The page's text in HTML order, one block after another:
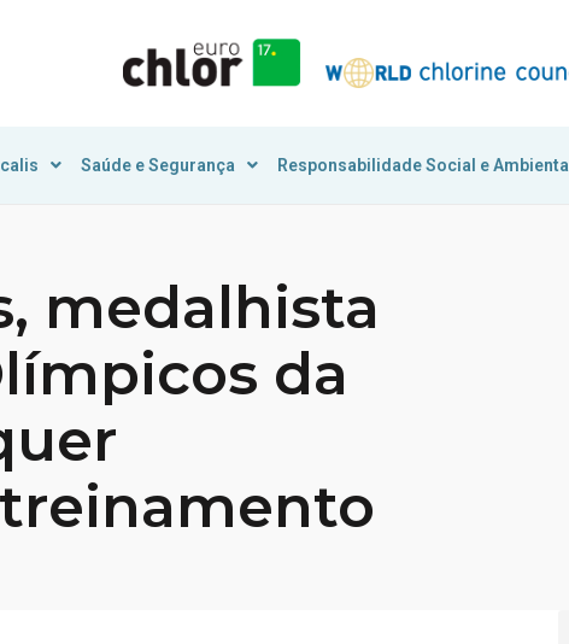
Saúde e Segurança Responsabilidade Social e Ambiental
medalhista
da